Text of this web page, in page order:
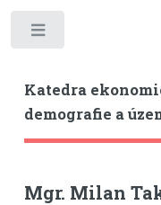
Katedra
demografie a
Mgr. Milan